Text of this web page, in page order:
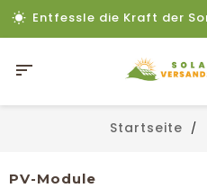
Entfessle die Kraft der

Startseite
PV-Module